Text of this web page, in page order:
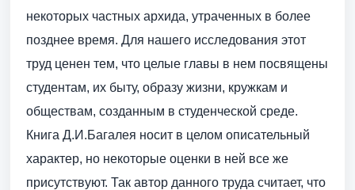
некоторых частных архида, утраченных в более
позднее время. Для нашего исследования этот
труд ценен тем, что целые главы в нем посвящены
студентам, их быту, образу жизни, кружкам и
обществам, созданным в студенческой среде.
Книга Д.И.Багалея носит в целом описательный
характер, но некоторые оценки в ней все же
присутствуют. Так автор данного труда считает, что